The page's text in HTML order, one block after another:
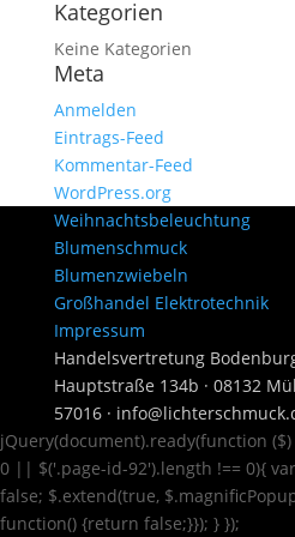
Kategorien
Keine Kategorien
Meta
Anmelden
Eintrags-Feed
Kommentar-Feed
WordPress.org
Weihnachtsbeleuchtung
Blumenschmuck
Blumenzwiebeln
Großhandel Elektrotechnik
Impressum
Handelsvertretung
Hauptstraße 134b · 08132
57016 ·
jQuery(document).ready(function
0 || $('.page-id-92').length !== 0){
false; $.extend(true,
function() {return false;}}); } });